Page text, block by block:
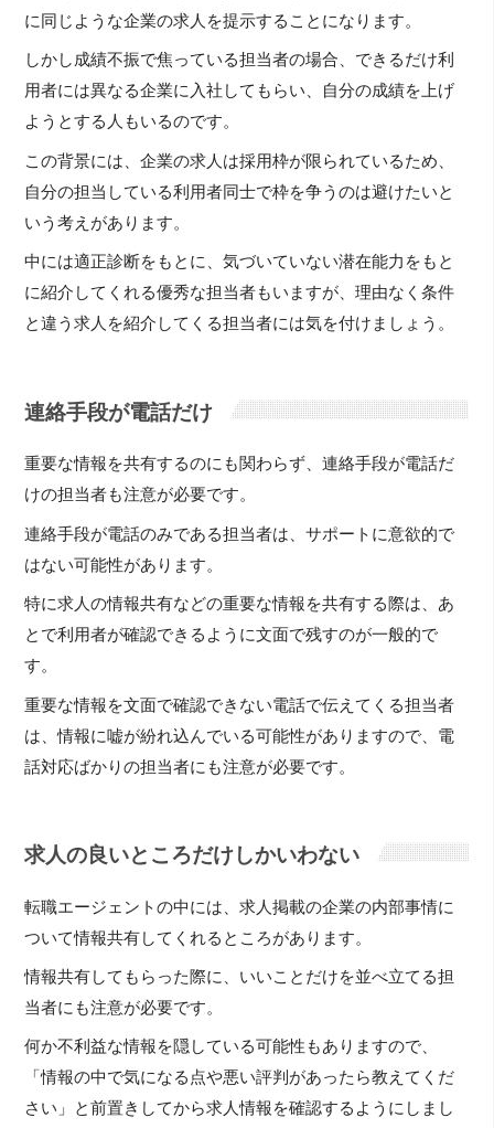
に同じような企業の求人を提示することになります。
しかし成績不振で焦っている担当者の場合、できるだけ利
用者には異なる企業に入社してもらい、自分の成績を上げ
ようとする人もいるのです。
この背景には、企業の求人は採用枠が限られているため、
自分の担当している利用者同士で枠を争うのは避けたいと
いう考えがあります。
中には適正診断をもとに、気づいていない潜在能力をもと
に紹介してくれる優秀な担当者もいますが、理由なく条件
と違う求人を紹介してくる担当者には気を付けましょう。
連絡手段が電話だけ
重要な情報を共有するのにも関わらず、連絡手段が電話だ
けの担当者も注意が必要です。
連絡手段が電話のみである担当者は、サポートに意欲的で
はない可能性があります。
特に求人の情報共有などの重要な情報を共有する際は、あ
とで利用者が確認できるように文面で残すのが一般的で
す。
重要な情報を文面で確認できない電話で伝えてくる担当者
は、情報に嘘が紛れ込んでいる可能性がありますので、電
話対応ばかりの担当者にも注意が必要です。
求人の良いところだけしかいわない
転職エージェントの中には、求人掲載の企業の内部事情に
ついて情報共有してくれるところがあります。
情報共有してもらった際に、いいことだけを並べ立てる担
当者にも注意が必要です。
何か不利益な情報を隠している可能性もありますので、
「情報の中で気になる点や悪い評判があったら教えてくだ
さい」と前置きしてから求人情報を確認するようにしまし